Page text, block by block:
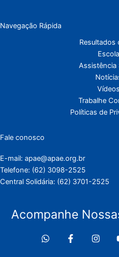
Navegação Rápida
Resultados
Escola
Assistência
Vídeos
Trabalhe
Políticas de
Fale conosco
E-mail: apae@apae.org.br
Telefone: (62) 3098-2525
Central Solidária: (62) 3701-2525
Acompanhe